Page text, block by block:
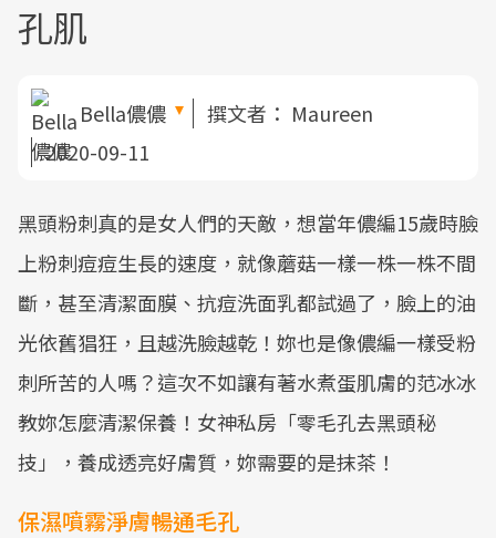
孔肌
Bella儂儂 撰文者： Maureen
2020-09-11
黑頭粉刺真的是女人們的天敵，想當年儂編15歲時臉
上粉刺痘痘生長的速度，就像蘑菇一樣一株一株不間
斷，甚至清潔面膜、抗痘洗面乳都試過了，臉上的油
光依舊猖狂，且越洗臉越乾！妳也是像儂編一樣受粉
刺所苦的人嗎？這次不如讓有著水煮蛋肌膚的范冰冰
教妳怎麼清潔保養！女神私房「零毛孔去黑頭秘
技」，養成透亮好膚質，妳需要的是抹茶！
保濕噴霧淨膚暢通毛孔